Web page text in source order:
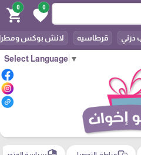
Select Language ▼
0
favorite
0
shopping_cart
دزني قرطاسيه لانش بوكس